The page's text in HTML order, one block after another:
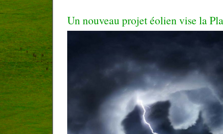
Un nouveau projet éolien vise la